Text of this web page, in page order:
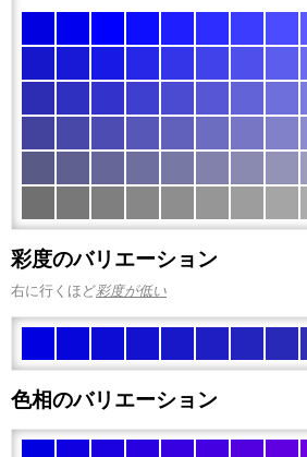
彩度のバリエーション
右に行くほど彩度が低い
色相のバリエーション